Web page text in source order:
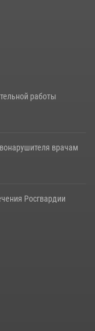
работы
врачам
Росгвардии